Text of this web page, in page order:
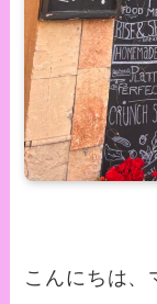
こんにちは、